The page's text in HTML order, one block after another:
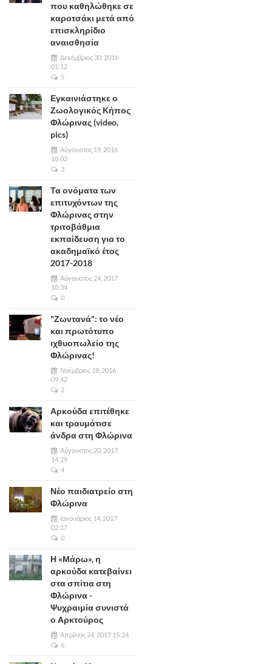
που καθηλώθηκε σε
καροτσάκι μετά από
επισκληρίδιο
αναισθησία
Δεκέμβριος 30, 2016
01:12
5
Εγκαινιάστηκε ο
Ζωολογικός Κήπος
Φλώρινας (video,
pics)
Αύγουστος 19, 2016
10:02
3
Τα ονόματα των
επιτυχόντων της
Φλώρινας στην
τριτοβάθμια
εκπαίδευση για το
ακαδημαϊκό έτος
2017-2018
Αύγουστος 24, 2017
10:34
0
"Ζωντανά": το νέο
και πρωτότυπο
ιχθυοπωλείο της
Φλώρινας!
Νοέμβριος 18, 2016
09:42
2
Αρκούδα επιτέθηκε
και τραυμάτισε
άνδρα στη Φλώρινα
Αύγουστος 20, 2017
14:29
4
Νέο παιδιατρείο στη
Φλώρινα
Ιανουάριος 14, 2017
02:17
0
Η «Μάρω», η
αρκούδα κατεβαίνει
στα σπίτια στη
Φλώρινα -
Ψυχραιμία συνιστά
ο Αρκτούρος
Απρίλιος 24, 2017 15:24
6